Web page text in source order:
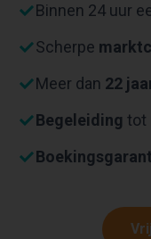
Binnen 24 uur
Scherpe
Meer dan 22
Begeleiding tot